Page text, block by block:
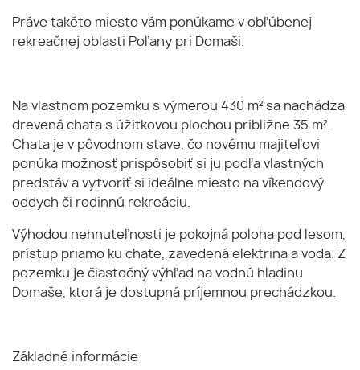
Práve takéto miesto vám ponúkame v obľúbenej
rekreačnej oblasti Poľany pri Domaši.
Na vlastnom pozemku s výmerou 430 m² sa nachádza
drevená chata s úžitkovou plochou približne 35 m².
Chata je v pôvodnom stave, čo novému majiteľovi
ponúka možnosť prispôsobiť si ju podľa vlastných
predstáv a vytvoriť si ideálne miesto na víkendový
oddych či rodinnú rekreáciu.
Výhodou nehnuteľnosti je pokojná poloha pod lesom,
prístup priamo ku chate, zavedená elektrina a voda. Z
pozemku je čiastočný výhľad na vodnú hladinu
Domaše, ktorá je dostupná príjemnou prechádzkou.
Základné informácie: